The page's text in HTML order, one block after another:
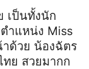
เป็นทั้งนัก
ำแหน่ง Miss
ด้วย น้องฉัตร
ย สวยมากก